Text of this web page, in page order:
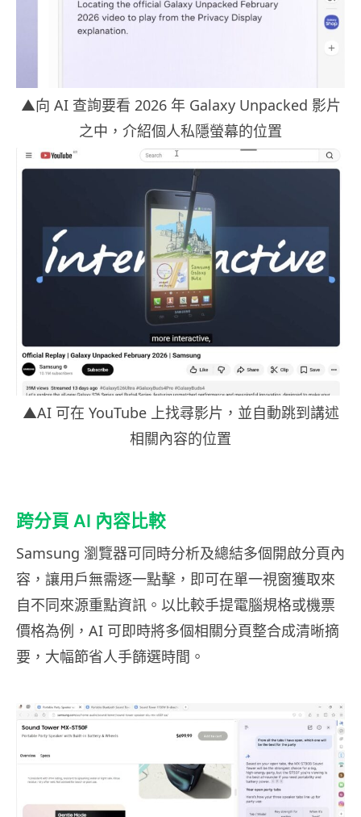
▲向 AI 查詢要看 2026 年 Galaxy Unpacked 影片
之中，介紹個人私隱螢幕的位置
▲AI 可在 YouTube 上找尋影片，並自動跳到講述
相關內容的位置
跨分頁 AI 內容比較
Samsung 瀏覽器可同時分析及總結多個開啟分頁內
容，讓用戶無需逐一點擊，即可在單一視窗獲取來
自不同來源重點資訊。以比較手提電腦規格或機票
價格為例，AI 可即時將多個相關分頁整合成清晰摘
要，大幅節省人手篩選時間。